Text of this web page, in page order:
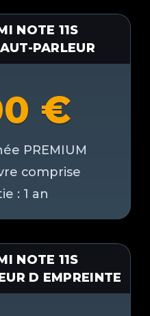
NOTE 11S
PARLEUR
€
NOTE 11S
D EMPREINTE